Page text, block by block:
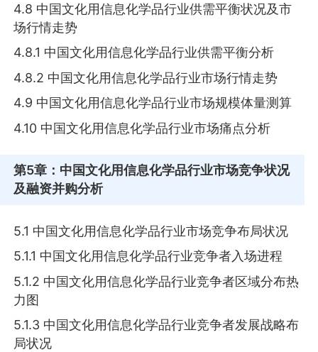
4.8 中国文化用信息化学品行业供需平衡状况及市
场行情走势
4.8.1 中国文化用信息化学品行业供需平衡分析
4.8.2 中国文化用信息化学品行业市场行情走势
4.9 中国文化用信息化学品行业市场规模体量测算
4.10 中国文化用信息化学品行业市场痛点分析
第5章 ：中国文化用信息化学品行业市场竞争状况
及融资并购分析
5.1 中国文化用信息化学品行业市场竞争布局状况
5.1.1 中国文化用信息化学品行业竞争者入场进程
5.1.2 中国文化用信息化学品行业竞争者区域分布热
力图
5.1.3 中国文化用信息化学品行业竞争者发展战略布
局状况